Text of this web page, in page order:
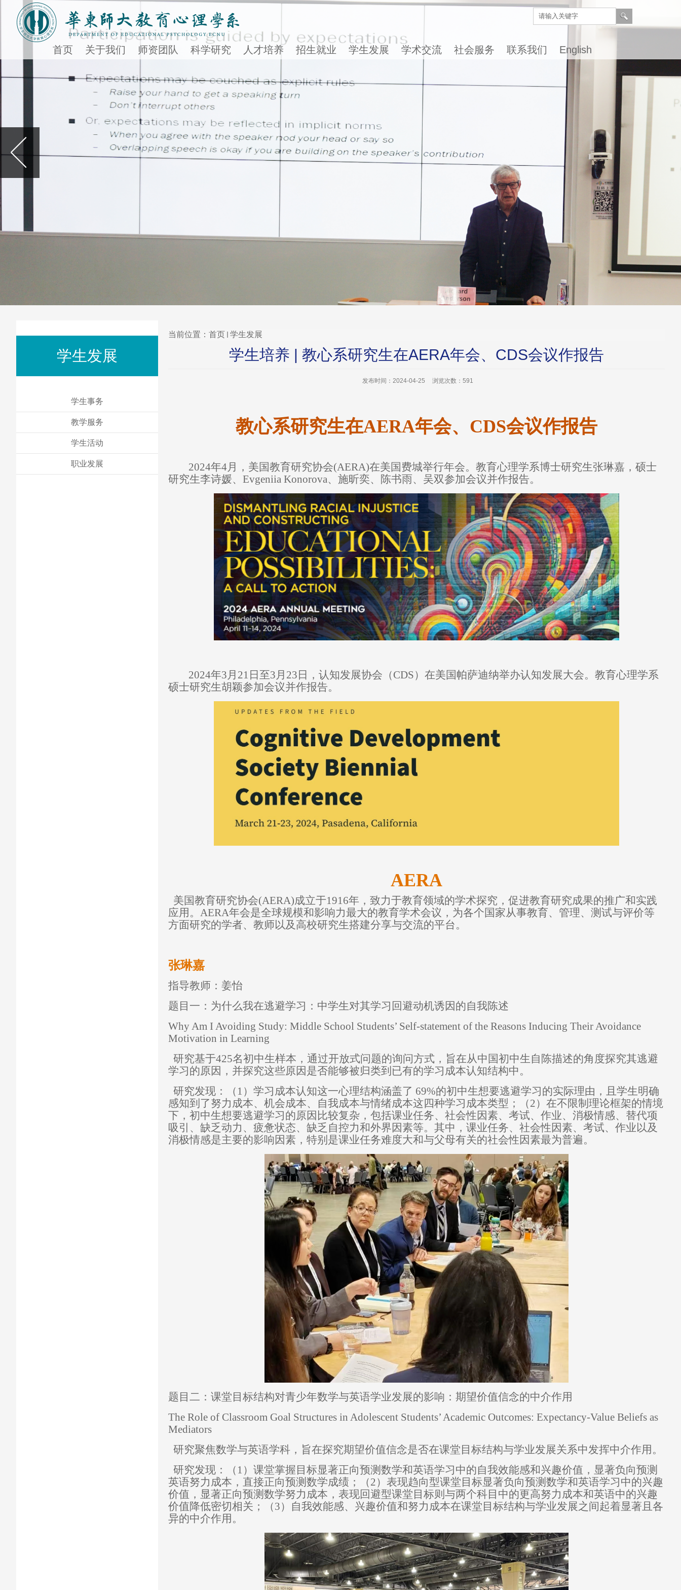
首页 关于我们 师资团队 科学研究 人才培养 招生就业 学生发展 学术交流 社会服务 联系我们 English
学生发展
学生事务
教学服务
学生活动
职业发展
当前位置： 首页 学生发展
学生培养 | 教心系研究生在AERA年会、CDS会议作报告
发布时间：2024-04-25 浏览次数： 591
教心系研究生在AERA年会、 CDS会议作报告
2024年4月，美国教育研究协会(AERA)在美国费城举行年会。教育心理学系博士研究生张琳嘉，硕士
研究生李诗媛、 Evgeniia Konorova、施昕奕、陈书雨、吴双参加会议并作报告。
2024年3月 21 日至3月 23 日，认知发展协会（CDS）在美国帕萨迪纳举办认知发展大会。教育心理学系
硕士研究生胡颖参加会议并作报告。
AERA
美国教育研究协会(AERA)成立于1916年，致力于教育领域的学术探究，促进教育研究成果的推广和实践
应用。 AERA年会是全球规模和影响力最大的教育学术会议，为各个国家从事教育、管理、测试与评价等
方面研究的学者、教师以及高校研究生搭建分享与交流的平台。
张琳嘉
指导教师：姜怡
题目一：为什么我在逃避学习：中学生对其学习回避动机诱因的自我陈述
Why Am I Avoiding Study: Middle School Students’ Self-statement of the Reasons Inducing Their Avoidance
Motivation in Learning
研究基于425名初中生样本，通过开放式问题的询问方式，旨在从中国初中生自陈描述的角度探究其逃避
学习的原因，并探究这些原因是否能够被归类到已有的学习成本认知结构中。
研究发现：
（1） 学习成本认知这一心理结构涵盖了 69%的初中生想要逃避学习的实际理由，且学生明确
感知到了努力成本、机会成本、自我成本与情绪成本这四种学习成本类型；
（2） 在不限制理论框架的情境
下，初中生想要逃避学习的原因比较复杂，包括课业任务、社会性因素、考试、作业、消极情感、替代项
吸引、缺乏动力、疲惫状态、缺乏自控力和外界因素等。其中，课业任务、社会性因素、考试、作业以及
消极情感是主要的影响因素，特别是课业任务难度大和与父母有关的社会性因素最为普遍。
题目二：课堂目标结构对青少年数学与英语学业发展的影响：期望价值信念的中介作用
The Role of Classroom Goal Structures in Adolescent Students’ Academic Outcomes: Expectancy-Value Beliefs as
Mediators
研究聚焦数学与英语学科，旨在探究期望价值信念是否在课堂目标结构与学业发展关系中发挥中介作用。
研究发现：
（1） 课堂掌握目标显著正向预测数学和英语学习中的自我效能感和兴趣价值，显著负向预测
英语努力成本，直接正向预测数学成绩；
（2） 表现趋向型课堂目标显著负向预测数学和英语学习中的兴趣
价值，显著正向预测数学努力成本，表现回避型课堂目标则与两个科目中的更高努力成本和英语中的兴趣
价值降低密切相关；
（3）
自我效能感、兴趣价值和努力成本在课堂目标结构与学业发展之间起着显著且各
异的中介作用。